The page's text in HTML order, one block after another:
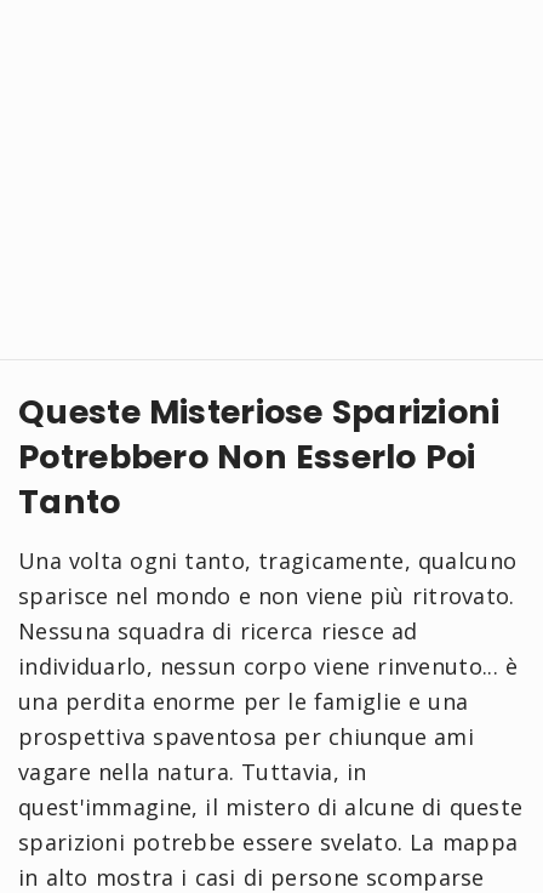
Queste Misteriose Sparizioni
Potrebbero Non Esserlo Poi
Tanto
Una volta ogni tanto, tragicamente, qualcuno
sparisce nel mondo e non viene più ritrovato.
Nessuna squadra di ricerca riesce ad
individuarlo, nessun corpo viene rinvenuto... è
una perdita enorme per le famiglie e una
prospettiva spaventosa per chiunque ami
vagare nella natura. Tuttavia, in
quest'immagine, il mistero di alcune di queste
sparizioni potrebbe essere svelato. La mappa
in alto mostra i casi di persone scomparse